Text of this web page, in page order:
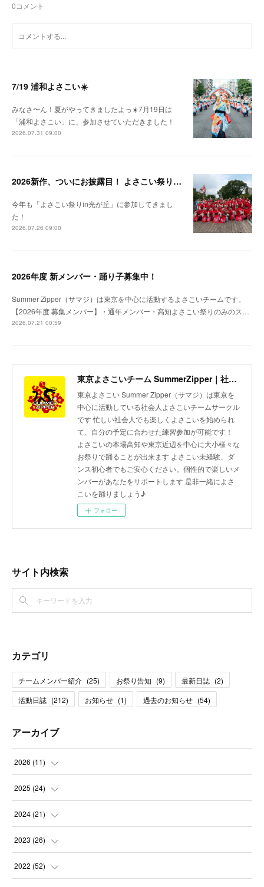
0コメント
7/19 浦和よさこい☀️
みなさ〜ん！夏がやってきましたよっ☀️7月19日は
「浦和よさこい」に、参加させていただきました！
2026.07.31 09:00
2026新作、ついにお披露目！ よさこい祭りin光が丘
今年も「よさこい祭りin光が丘」に参加してきまし
た！
2026.07.26 09:00
2026年度 新メンバー・踊り子募集中！
Summer Zipper（サマジ）は東京を中心に活動するよさこいチームです。
【2026年度 募集メンバー】・通年メンバー・高知よさこい祭りのみのス…
2026.07.21 00:59
東京よさこいチーム SummerZipper｜社会人サークル 初心者歓迎・メンバー募集中
東京よさこい Summer Zipper（サマジ）は東京を
中心に活動している社会人よさこいチームサークル
です 忙しい社会人でも楽しくよさこいを始められ
て、自分の予定に合わせた練習参加が可能です！
よさこいの本場高知や東京近辺を中心に大小様々な
お祭りで踊ることが出来ます よさこい未経験、ダ
ンス初心者でもご安心ください。個性的で楽しいメ
ンバーがあなたをサポートします 是非一緒によさ
こいを踊りましょう♪
フォロー
サイト内検索
カテゴリ
チームメンバー紹介 (25) お祭り告知 (9) 最新日誌 (2)
活動日誌 (212) お知らせ (1) 過去のお知らせ (54)
アーカイブ
2026 (11)
(3
(1
(1
(2
2025 (24)
(2
(3
(1
2024 (21)
(2
(2
2023 (26)
(1
2022 (52)